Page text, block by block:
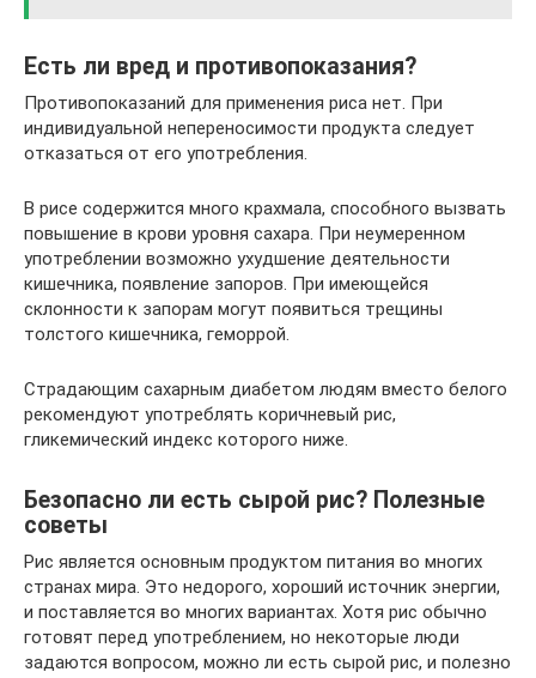
Есть ли вред и противопоказания?
Противопоказаний для применения риса нет. При
индивидуальной непереносимости продукта следует
отказаться от его употребления.
В рисе содержится много крахмала, способного вызвать
повышение в крови уровня сахара. При неумеренном
употреблении возможно ухудшение деятельности
кишечника, появление запоров. При имеющейся
склонности к запорам могут появиться трещины
толстого кишечника, геморрой.
Страдающим сахарным диабетом людям вместо белого
рекомендуют употреблять коричневый рис,
гликемический индекс которого ниже.
Безопасно ли есть сырой рис? Полезные
советы
Рис является основным продуктом питания во многих
странах мира. Это недорого, хороший источник энергии,
и поставляется во многих вариантах. Хотя рис обычно
готовят перед употреблением, но некоторые люди
задаются вопросом, можно ли есть сырой рис, и полезно